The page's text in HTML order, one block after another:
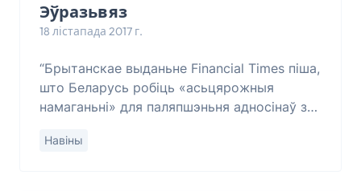
Эўразьвяз
18 лістапада 2017 г.
“Брытанскае выданьне Financial Times піша,
што Беларусь робіць «асьцярожныя
намаганьні» для паляпшэньня адносінаў з
незалежнасьці. “Мы зразумелі падчас сусьв
Навіны